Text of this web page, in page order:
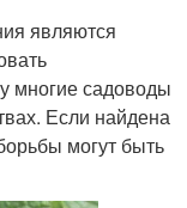
являются
многие садоводы
Если найдена
могут быть